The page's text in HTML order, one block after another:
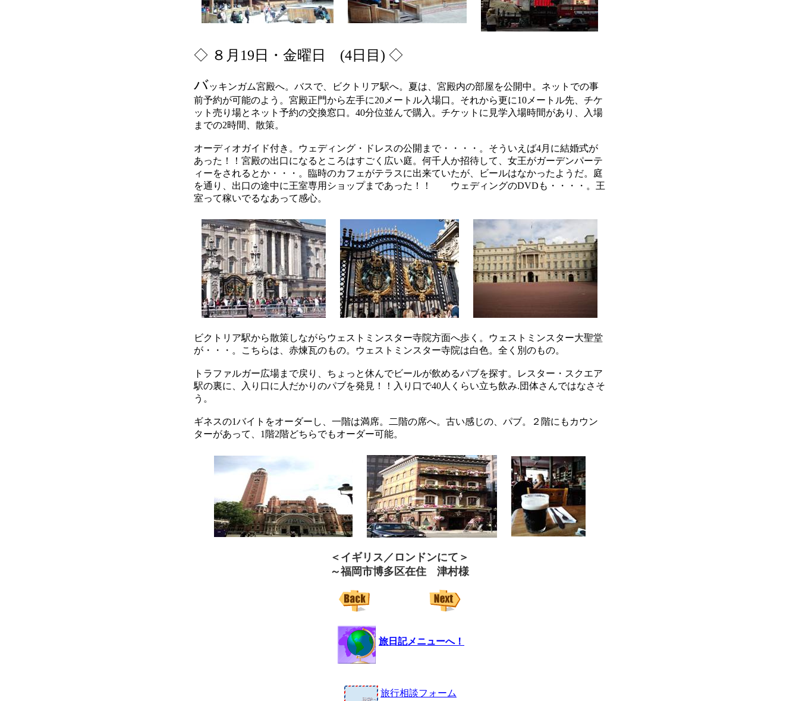
◇ ８月19日・金曜日 (4日目) ◇
バッキンガム宮殿へ。バスで、ビクトリア駅へ。夏は、宮殿内の部屋を公開中。ネットでの事
前予約が可能のよう。宮殿正門から左手に20メートル入場口。それから更に10メートル先、チケ
ット売り場とネット予約の交換窓口。40分位並んで購入。チケットに見学入場時間があり、入場
までの2時間、散策。
オーディオガイド付き。ウェディング・ドレスの公開まで・・・・。そういえば4月に結婚式が
あった！！宮殿の出口になるところはすごく広い庭。何千人か招待して、女王がガーデンパーテ
ィーをされるとか・・・。臨時のカフェがテラスに出来ていたが、ビールはなかったようだ。庭
を通り、出口の途中に王室専用ショップまであった！！ ウェディングのDVDも・・・・。王
室って稼いでるなあって感心。
ビクトリア駅から散策しながらウェストミンスター寺院方面へ歩く。ウェストミンスター大聖堂
が・・・。こちらは、赤煉瓦のもの。ウェストミンスター寺院は白色。全く別のもの。
トラファルガー広場まで戻り、ちょっと休んでビールが飲めるパブを探す。レスター・スクエア
駅の裏に、入り口に人だかりのパブを発見！！入り口で40人くらい立ち飲み.団体さんではなさそ
う。
ギネスの1バイトをオーダーし、一階は満席。二階の席へ。古い感じの、パブ。２階にもカウン
ターがあって、1階2階どちらでもオーダー可能。
＜イギリス／ロンドンにて＞
～福岡市博多区在住 津村様
旅日記メニューへ！
旅行相談フォーム